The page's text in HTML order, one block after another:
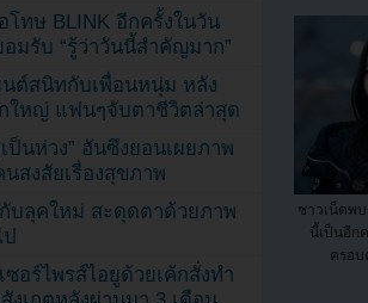
ชาวเน็ตพ
นี้เป็นอีก
ครอบ
โทษ BLINK อีกครั้งในวัน
มรับ “รู้ว่าวันนี้สำคัญมาก”
นต์สนิทกับเพื่อนหนุ่ม หลัง
ใหญ่ แฟนๆจับตาชีวิตล่าสุด
ป็นห่วง” ฮันซึงยอนเผยภาพ
สงสัยเรื่องสุขภาพ
บลุคใหม่ สะดุดตาด้วยภาพ
อร์ไพรส์ไอยูด้วยเค้กสั่งทำ